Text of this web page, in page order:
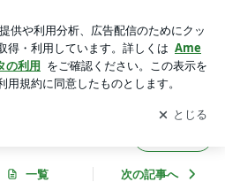
ブログの更新通知
を受け取りまし
開く
一覧 次の記事へ